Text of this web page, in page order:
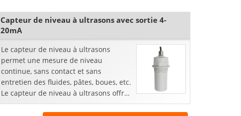
Capteur de niveau à ultrasons avec sortie 4-
20mA
Le capteur de niveau à ultrasons
permet une mesure de niveau
continue, sans contact et sans
entretien des fluides, pâtes, boues, etc.
Le capteur de niveau à ultrasons offre
une solution économique et à bas prix